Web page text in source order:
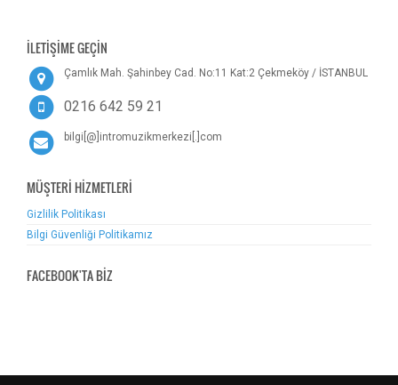
İLETİŞİME GEÇİN
Çamlık Mah. Şahinbey Cad. No:11 Kat:2 Çekmeköy / İSTANBUL
0216 642 59 21
bilgi[@]intromuzikmerkezi[.]com
MÜŞTERİ HİZMETLERİ
Gizlilik Politikası
Bilgi Güvenliği Politikamız
FACEBOOK'TA BİZ